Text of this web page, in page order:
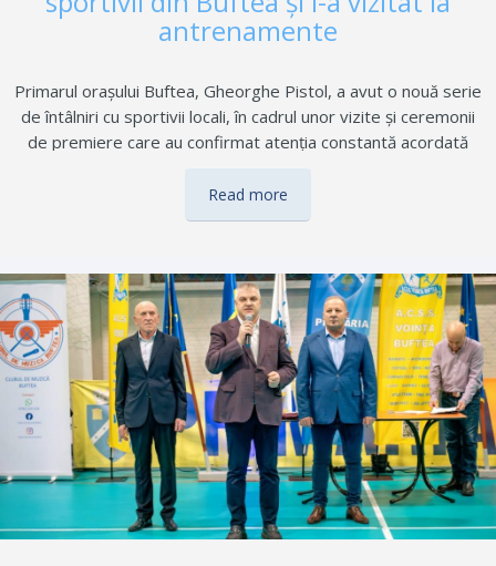
antrenamente
Primarul orașului Buftea, Gheorghe Pistol, a avut o nouă serie
de întâlniri cu sportivii locali, în cadrul unor vizite și ceremonii
de premiere care au confirmat atenția constantă acordată
prezent atât în sala de consiliu a Primăriei Buftea, cât și în săli
de sport și la festivități de premiere, unde a discutat direct cu
rezultatelor obți­nu­te de aceștia în competiții naționale și
internaționale. Un moment important a avut loc în Sala de
Consiliu a Primăriei Buftea, unde primarul Gheorghe Pistol a
premiat sportivele…
Read more